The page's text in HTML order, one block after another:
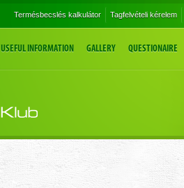
Termésbecslés kalkulátor Tagfelvételi kérelem
USEFUL INFORMATION GALLERY QUESTIONAIRE